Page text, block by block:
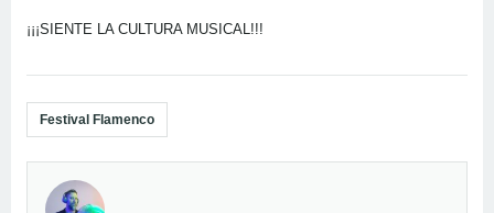
¡¡¡SIENTE LA CULTURA MUSICAL!!!
Festival Flamenco